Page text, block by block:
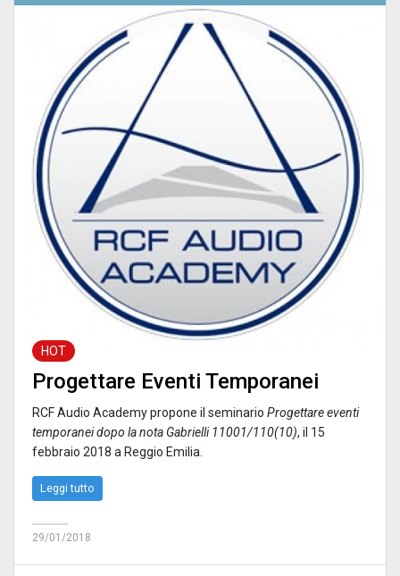
HOT
Progettare Eventi Temporanei
RCF Audio Academy propone il seminario Progettare eventi
temporanei dopo la nota Gabrielli 11001/110(10), il 15
febbraio 2018 a Reggio Emilia.
Leggi tutto
29/01/2018